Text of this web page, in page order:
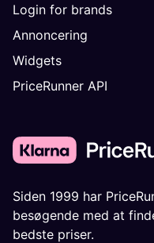
Login for brands
Annoncering
Widgets
PriceRunner API
Siden 1999 har
besøgende med at
bedste priser.